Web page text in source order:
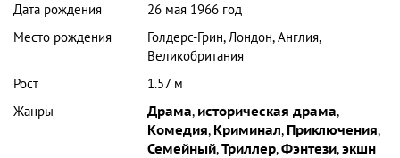
Дата рождения
26 мая 1966 год
Место рождения
Голдерс-Грин, Лондон, Англия,
Великобритания
Рост
1.57 м
Жанры
Драма, историческая драма,
Комедия, Криминал, Приключения,
Семейный,Триллер,Фэнтези,экшн